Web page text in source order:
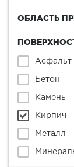
ОБЛАСТЬ
Асфальт
Бетон
Камень
Кирпич
Металл